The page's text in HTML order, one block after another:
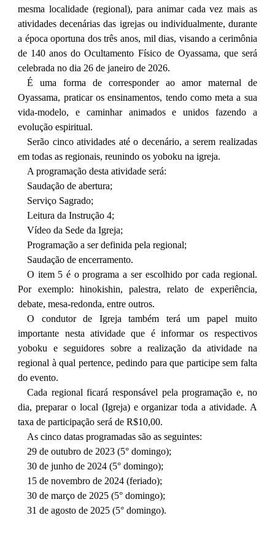
mesma localidade (regional), para animar cada vez mais as
atividades decenárias das igrejas ou individualmente, durante
a época oportuna dos três anos, mil dias, visando a cerimônia
de 140 anos do Ocultamento Físico de Oyassama, que será
celebrada no dia 26 de janeiro de 2026.
É uma forma de corresponder ao amor maternal de
Oyassama, praticar os ensinamentos, tendo como meta a sua
vida-modelo, e caminhar animados e unidos fazendo a
evolução espiritual.
Serão cinco atividades até o decenário, a serem realizadas
em todas as regionais, reunindo os yoboku na igreja.
A programação desta atividade será:
Saudação de abertura;
Serviço Sagrado;
Leitura da Instrução 4;
Vídeo da Sede da Igreja;
Programação a ser definida pela regional;
Saudação de encerramento.
O item 5 é o programa a ser escolhido por cada regional.
Por exemplo: hinokishin, palestra, relato de experiência,
debate, mesa-redonda, entre outros.
O condutor de Igreja também terá um papel muito
importante nesta atividade que é informar os respectivos
yoboku e seguidores sobre a realização da atividade na
regional à qual pertence, pedindo para que participe sem falta
do evento.
Cada regional ficará responsável pela programação e, no
dia, preparar o local (Igreja) e organizar toda a atividade. A
taxa de participação será de R$10,00.
As cinco datas programadas são as seguintes:
29 de outubro de 2023 (5° domingo);
30 de junho de 2024 (5° domingo);
15 de novembro de 2024 (feriado);
30 de março de 2025 (5° domingo);
31 de agosto de 2025 (5° domingo).